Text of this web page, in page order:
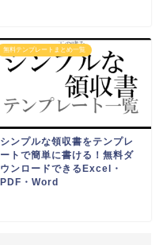
無料テンプレートまとめ一覧
シンプルな領収書をテンプレ
ートで簡単に書ける！無料ダ
ウンロードできるExcel・
PDF・Word